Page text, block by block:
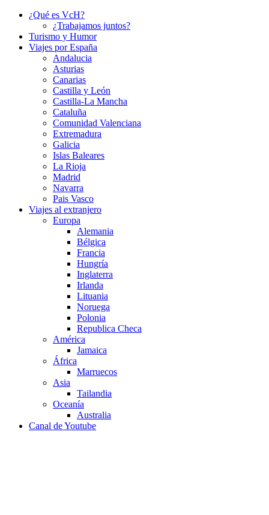
¿Qué es VcH?
¿Trabajamos juntos?
Turismo y Humor
Viajes por España
Andalucia
Asturias
Canarias
Castilla y León
Castilla-La Mancha
Cataluña
Comunidad Valenciana
Extremadura
Galicia
Islas Baleares
La Rioja
Madrid
Navarra
Pais Vasco
Viajes al extranjero
Europa
Alemania
Bélgica
Francia
Hungría
Inglaterra
Irlanda
Lituania
Noruega
Polonia
Republica Checa
América
Jamaica
África
Marruecos
Asia
Tailandia
Oceanía
Australia
Canal de Youtube